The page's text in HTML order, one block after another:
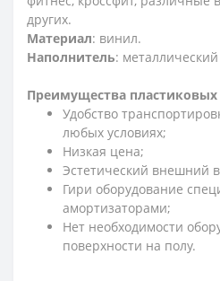
других.
Материал: винил.
Наполнитель:
Преимущества пластиковых
Удобство
любых условиях;
Низкая цена;
Эстетический внешний
Гири оборудование
амортизаторами;
Нет необходимости
поверхности на полу.